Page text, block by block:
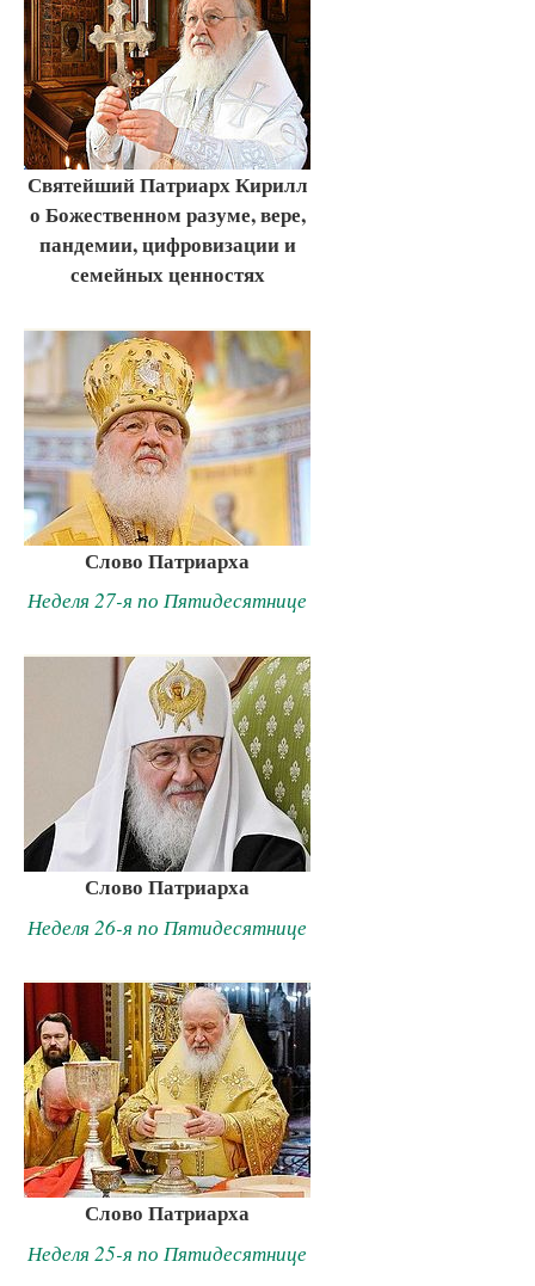
Святейший Патриарх Кирилл
о Божественном разуме, вере,
пандемии, цифровизации и
семейных ценностях
Слово Патриарха
Неделя 27-я по Пятидесятнице
Слово Патриарха
Неделя 26-я по Пятидесятнице
Слово Патриарха
Неделя 25-я по Пятидесятнице